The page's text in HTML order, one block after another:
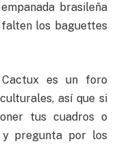
brasileña
los baguettes
es un foro
así que si
tus cuadros o
pregunta por los